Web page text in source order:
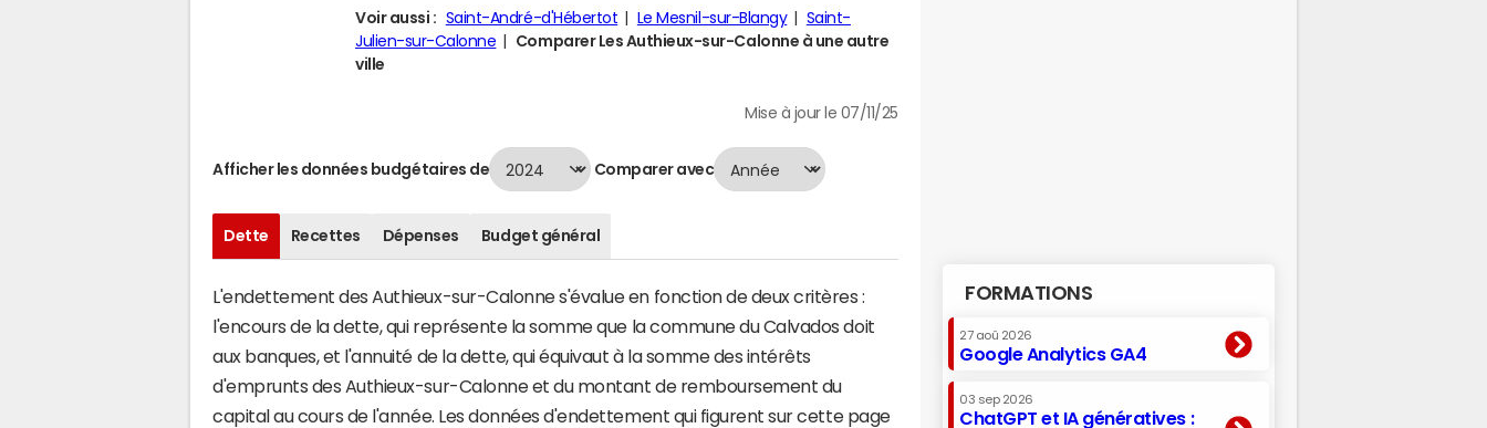
Voir aussi : Saint-André-d'Hébertot Le Mesnil-sur-Blangy
Saint-
Julien-sur-Calonne
Comparer Les Authieux-sur-Calonne à une autre
ville
Mise à jour le 07/11/25
Afficher les données budgétaires de Comparer avec
Dette Recettes Dépenses Budget général
L'endettement des Authieux-sur-Calonne s'évalue en fonction de deux critères :
l'encours de la dette, qui représente la somme que la commune du Calvados doit
aux banques, et l'annuité de la dette, qui équivaut à la somme des intérêts
d'emprunts des Authieux-sur-Calonne et du montant de remboursement du
capital au cours de l'année. Les données d'endettement qui figurent sur cette page
FORMATIONS
27 aoû 2026
Google Analytics GA4
03 sep 2026
ChatGPT et IA génératives :